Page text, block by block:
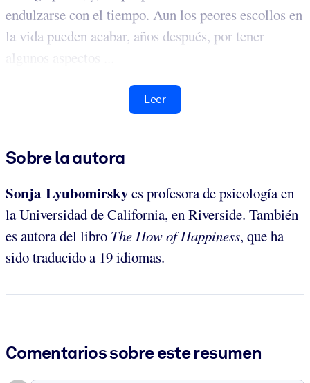
endulzarse con el tiempo. Aun los peores escollos en
la vida pueden acabar, años después, por tener
algunos aspectos ...
Leer
Sobre la autora
Sonja Lyubomirskyes profesora de psicología en
la Universidad de California, en Riverside. También
es autora del libro The How of Happiness, que ha
sido traducido a 19 idiomas.
Comentarios sobre este resumen